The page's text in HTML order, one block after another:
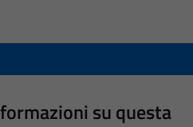
su questa